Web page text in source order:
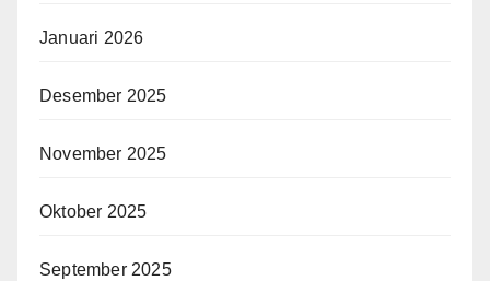
Januari 2026
Desember 2025
November 2025
Oktober 2025
September 2025